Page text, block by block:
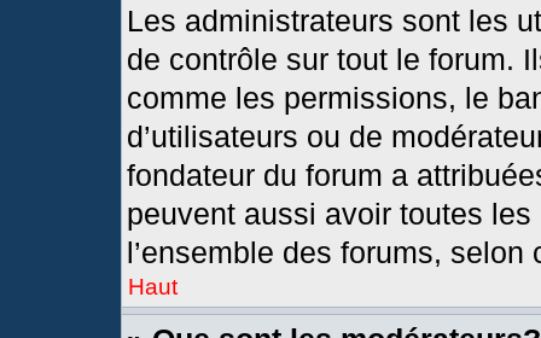
Les administrateurs sont les
de contrôle sur tout le forum.
comme les permissions, le
d’utilisateurs ou de
fondateur du forum a
peuvent aussi avoir toutes
l’ensemble des forums,
Haut